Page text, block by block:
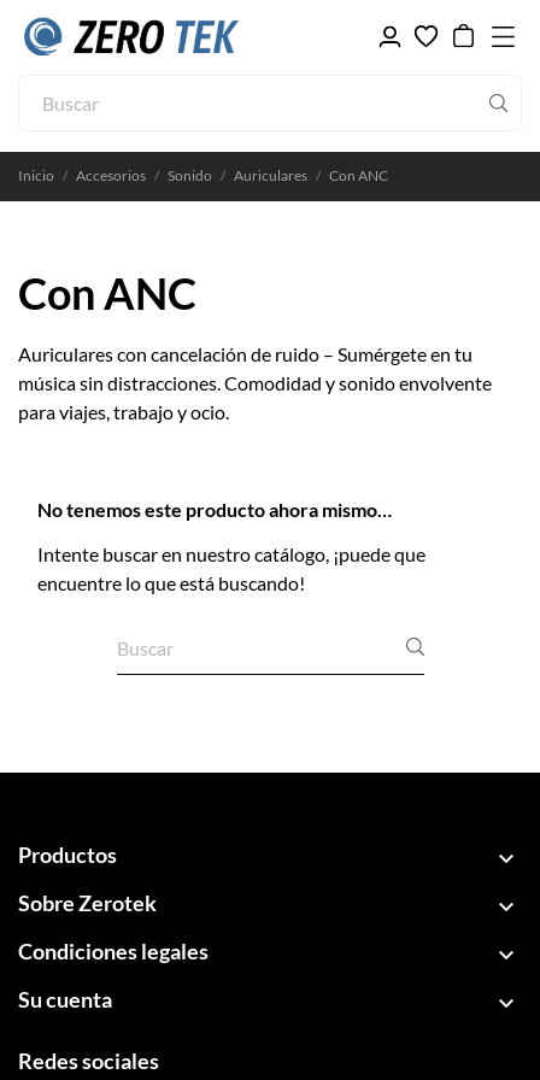
Inicio Accesorios Sonido Auriculares Con ANC
Con ANC
Auriculares con cancelación de ruido – Sumérgete en tu
música sin distracciones. Comodidad y sonido envolvente
para viajes, trabajo y ocio.
No tenemos este producto ahora mismo…
Intente buscar en nuestro catálogo, ¡puede que
encuentre lo que está buscando!
Productos 
Sobre Zerotek 
Condiciones legales 
Su cuenta 
Redes sociales